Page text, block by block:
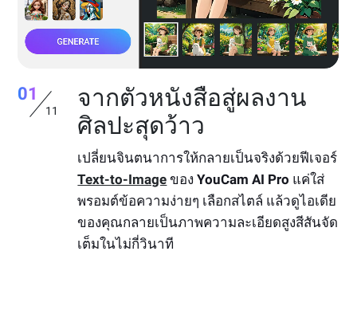
01
11
จากตัวหนังสือสู่ผลงาน
ศิลปะสุดว้าว
เปลี่ยนจินตนาการให้กลายเป็นจริงด้วยฟีเจอร์
Text-to-Image ของYouCam AI Pro แค่ใส่
พรอมต์ข้อความง่ายๆ เลือกสไตล์ แล้วดูไอเดีย
ของคุณกลายเป็นภาพความละเอียดสูงสีสันจัด
เต็มในไม่กี่วินาที